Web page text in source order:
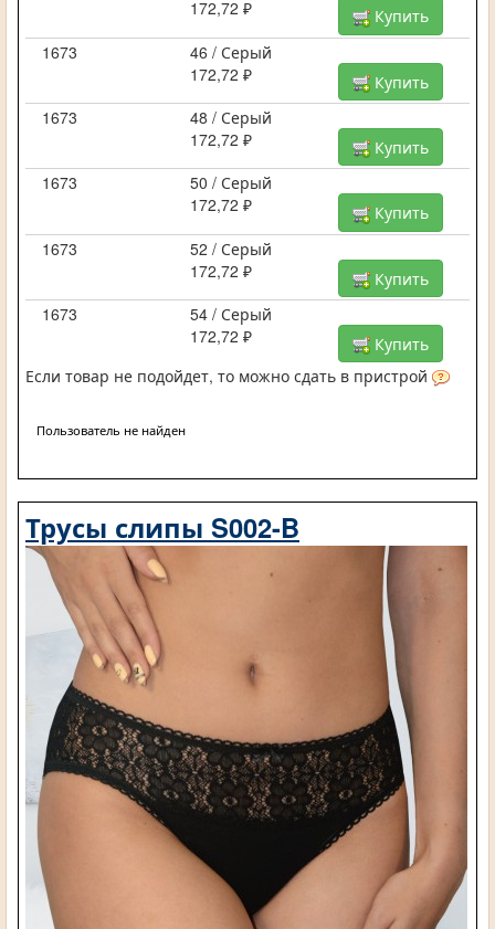
172,72 ₽
Купить
1673
46 / Серый
172,72 ₽
Купить
1673
48 / Серый
172,72 ₽
Купить
1673
50 / Серый
172,72 ₽
Купить
1673
52 / Серый
172,72 ₽
Купить
1673
54 / Серый
172,72 ₽
Купить
Если товар не подойдет, то можно сдать в пристрой
Пользователь не найден
Трусы слипы S002-B